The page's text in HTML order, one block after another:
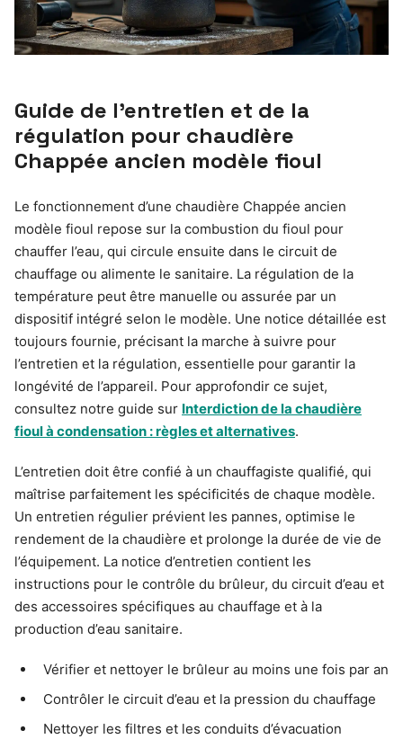
Guide de l’entretien et de la
régulation pour chaudière
Chappée ancien modèle fioul
Le fonctionnement d’une chaudière Chappée ancien
modèle fioul repose sur la combustion du fioul pour
chauffer l’eau, qui circule ensuite dans le circuit de
chauffage ou alimente le sanitaire. La régulation de la
température peut être manuelle ou assurée par un
dispositif intégré selon le modèle. Une notice détaillée est
toujours fournie, précisant la marche à suivre pour
l’entretien et la régulation, essentielle pour garantir la
longévité de l’appareil. Pour approfondir ce sujet,
consultez notre guide sur Interdiction de la chaudière
fioul à condensation : règles et alternatives.
L’entretien doit être confié à un chauffagiste qualifié, qui
maîtrise parfaitement les spécificités de chaque modèle.
Un entretien régulier prévient les pannes, optimise le
rendement de la chaudière et prolonge la durée de vie de
l’équipement. La notice d’entretien contient les
instructions pour le contrôle du brûleur, du circuit d’eau et
des accessoires spécifiques au chauffage et à la
production d’eau sanitaire.
Vérifier et nettoyer le brûleur au moins une fois par an
Contrôler le circuit d’eau et la pression du chauffage
Nettoyer les filtres et les conduits d’évacuation